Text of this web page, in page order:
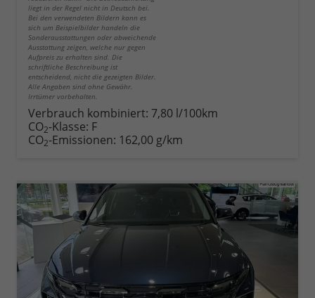
liegt in der Regel nicht in Deutsch bei.
Bei den verwendeten Bildern kann es
sich um Beispielbilder handeln die
Sonderausstattungen oder abweichende
Ausstattung zeigen, welche nur gegen
Aufpreis zu erhalten sind. Die
schriftliche Beschreibung ist
entscheidend, nicht die gezeigten Bilder.
Alle Angaben sind ohne Gewähr.
Irrtümer vorbehalten.
Verbrauch kombiniert: 7,80 l/100km
CO2-Klasse: F
CO2-Emissionen: 162,00 g/km